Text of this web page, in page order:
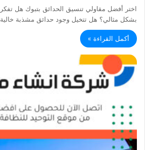
اختر أفضل مقاولي تنسيق الحدائق بتبوك هل
بشكل مثالي؟ هل تتخيل وجود حدائق مشذبة
أكمل القراءة »